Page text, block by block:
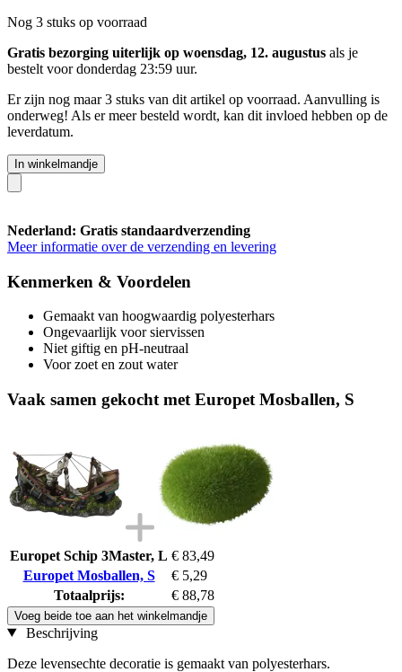
Nog 3 stuks op voorraad
Gratis bezorging uiterlijk op woensdag, 12. augustus als je
bestelt voordonderdag 23:59 uur.
Er zijn nog maar 3 stuks van dit artikel op voorraad. Aanvulling is
onderweg! Als er meer besteld wordt, kan dit invloed hebben op de
leverdatum.
In winkelmandje
Nederland: Gratis standaardverzending
Meer informatie over de verzending en levering
Kenmerken & Voordelen
Gemaakt van hoogwaardig polyesterhars
Ongevaarlijk voor siervissen
Niet giftig en pH-neutraal
Voor zoet en zout water
Vaak samen gekocht met Europet Mosballen, S
Europet Schip 3Master, L € 83,49
Europet Mosballen, S
€ 5,29
Totaalprijs:
€ 88,78
Voeg beide toe aan het winkelmandje
Beschrijving
Deze levensechte decoratie is gemaakt van polyesterhars.